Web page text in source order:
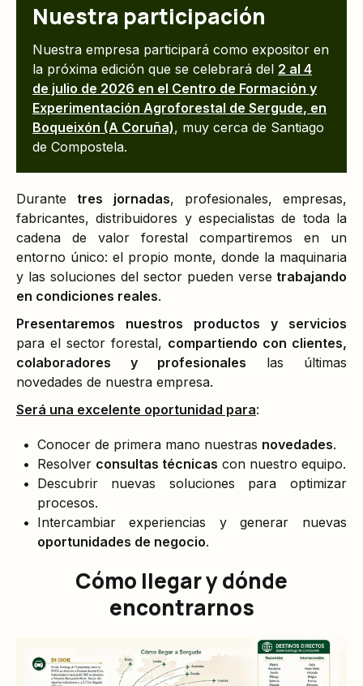
Nuestra participación
Nuestra empresa participará como expositor en
la próxima edición que se celebrará del 2 al 4
de julio de 2026 en el Centro de Formación y
Experimentación Agroforestal de Sergude, en
Boqueixón (A Coruña), muy cerca de Santiago
de Compostela.
Durante tres jornadas, profesionales, empresas,
fabricantes, distribuidores y especialistas de toda la
cadena de valor forestal compartiremos en un
entorno único: el propio monte, donde la maquinaria
y las soluciones del sector pueden verse trabajando
en condiciones reales.
Presentaremos nuestros productos y servicios
para el sector forestal, compartiendo con clientes,
colaboradores y profesionales las últimas
novedades de nuestra empresa.
Será una excelente oportunidad para:
Conocer de primera mano nuestras novedades.
Resolver consultas técnicas con nuestro equipo.
Descubrir nuevas soluciones para optimizar
procesos.
Intercambiar experiencias y generar nuevas
oportunidades de negocio.
Cómo llegar y dónde
encontrarnos